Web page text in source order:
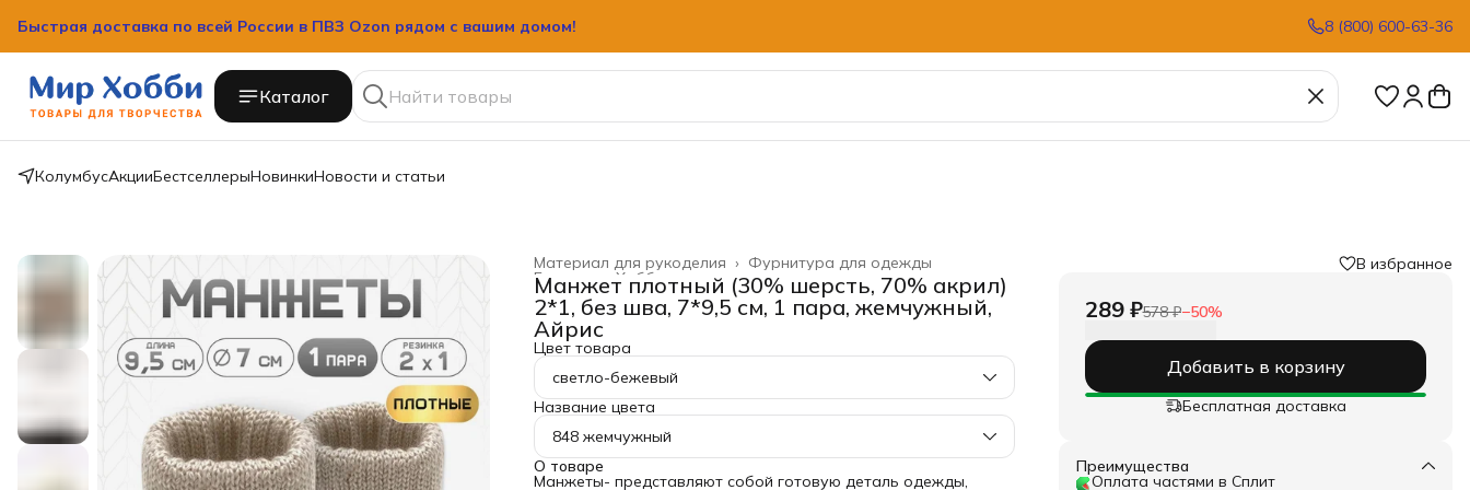
Быстрая доставка по всей России в ПВЗ Ozon рядом с вашим домом! 8 (800) 600-63-36
Каталог
КолумбусАкцииБестселлерыНовинкиНовости и статьи
Фурнитура для одежды
Материал для рукоделия ›
Хобби и творчество ›
Главная ›
Манжет плотный (30% шерсть, 70% акрил)
2*1, без шва, 7*9,5 см, 1 пара, жемчужный,
Айрис
Цвет товара
светло-бежевый
Название цвета
848 жемчужный
О товаре
Манжеты- представляют собой готовую деталь одежды,
В избранное
289 ₽578 ₽−50%
Добавить в корзину
Бесплатная доставка
Преимущества
Оплата частями в Сплит